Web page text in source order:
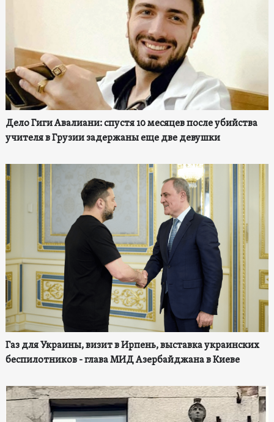
Дело Гиги Авалиани: спустя 10 месяцев после убийства
учителя в Грузии задержаны еще две девушки
Газ для Украины, визит в Ирпень, выставка украинских
беспилотников - глава МИД Азербайджана в Киеве